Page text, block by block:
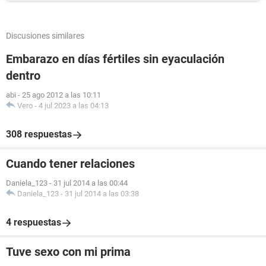
Discusiones similares
Embarazo en días fértiles sin eyaculación
dentro
abi - 25 ago 2012 a las 10:11
Vero - 4 jul 2023 a las 04:13
308 respuestas
Cuando tener relaciones
Daniela_123 - 31 jul 2014 a las 00:44
Daniela_123 - 31 jul 2014 a las 03:38
4 respuestas
Tuve sexo con mi prima